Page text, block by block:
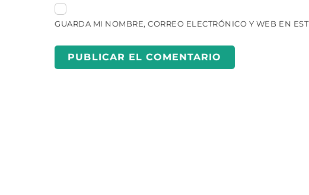
GUARDA MI NOMBRE, CORREO ELECTRÓNICO Y WEB EN